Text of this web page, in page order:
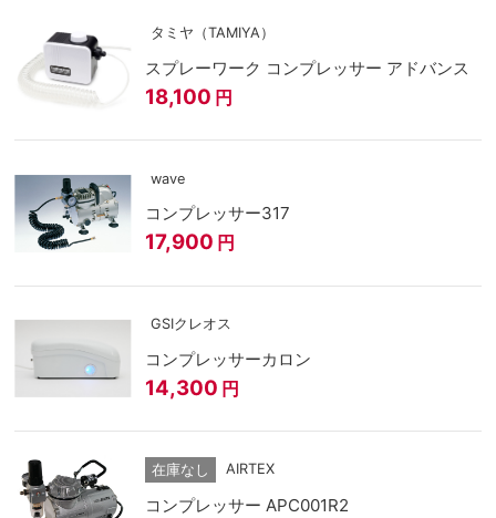
タミヤ（TAMIYA）
スプレーワーク コンプレッサー アドバンス
18,100 円
wave
コンプレッサー317
17,900 円
GSIクレオス
コンプレッサーカロン
14,300 円
在庫なし AIRTEX
コンプレッサー APC001R2